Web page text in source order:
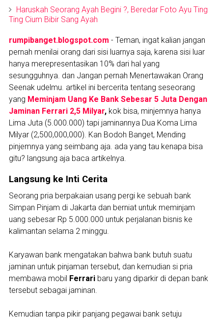
Haruskah Seorang Ayah Begini ?, Beredar Foto Ayu Ting
Ting Cium Bibir Sang Ayah
rumpibanget.blogspot.com - Teman, ingat kalian jangan
pernah menilai orang dari sisi luarnya saja, karena sisi luar
hanya merepresentasikan 10% dari hal yang
sesungguhnya. dan Jangan pernah Menertawakan Orang
Seenak udelmu. artikel ini bercerita tentang seseorang
yang Meminjam Uang Ke Bank Sebesar 5 Juta Dengan
Jaminan Ferrari 2,5 Milyar, kok bisa, minjemnya hanya
Lima Juta (5.000.000) tapi jaminannya Dua Koma Lima
Milyar (2,500,000,000). Kan Bodoh Banget, Mending
pinjemnya yang seimbang aja. ada yang tau kenapa bisa
gitu? langsung aja baca artikelnya.
Langsung ke Inti Cerita
Seorang pria berpakaian usang pergi ke sebuah bank
Simpan Pinjam di Jakarta dan berniat untuk meminjam
uang sebesar Rp 5.000.000 untuk perjalanan bisnis ke
kalimantan selama 2 minggu.
Karyawan bank mengatakan bahwa bank butuh suatu
jaminan untuk pinjaman tersebut, dan kemudian si pria
membawa mobil Ferraribaru yang diparkir di depan bank
tersebut sebagai jaminan.
Kemudian tanpa pikir panjang pegawai bank setuju